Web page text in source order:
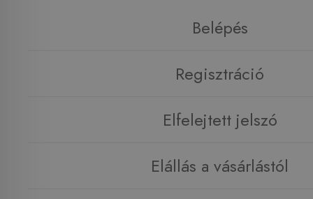
Belépés
Regisztráció
Elfelejtett jelszó
Elállás a vásárlástól